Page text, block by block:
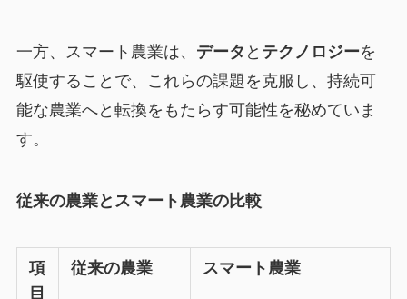
一方、スマート農業は、 データ と テクノロジーを
駆使することで、これらの課題を克服し、持続可
能な農業へと転換をもたらす可能性を秘めていま
す。
従来の農業とスマート農業の比較
項
目
従来の農業 スマート農業